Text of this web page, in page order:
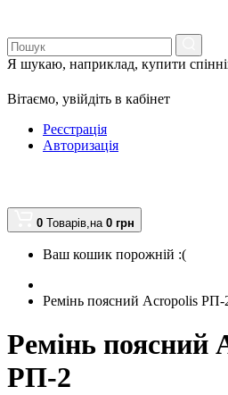
Я шукаю, наприклад, купити
Вітаємо, увійдіть в кабінет
Реєстрація
Авторизація
0 Товарів,на 0 грн
Ваш кошик порожній :(
Ремінь поясний Acropolis РП-
Ремінь поясний
РП-2